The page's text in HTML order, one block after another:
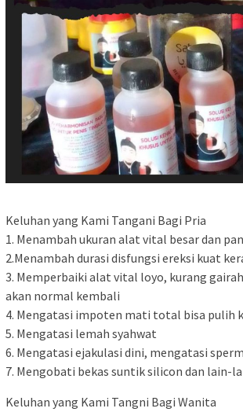
Keluhan yang Kami Tangani Bagi Pria
1. Menambah ukuran alat vital besar dan
2.Menambah durasi disfungsi ereksi kuat
3. Memperbaiki alat vital loyo, kurang
akan normal kembali
4. Mengatasi impoten mati total bisa pulih
5. Mengatasi lemah syahwat
6. Mengatasi ejakulasi dini, mengatasi
7. Mengobati bekas suntik silicon dan lain-
Keluhan yang Kami Tangni Bagi Wanita